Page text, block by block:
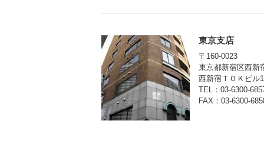
東京支店
〒160-0023
東京都新宿区西新
西新宿ＴＯＫビル
TEL：03-6300-
FAX：03-6300-